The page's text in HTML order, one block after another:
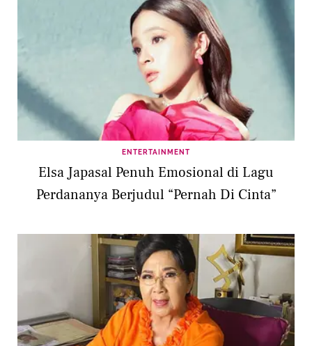
ENTERTAINMENT
Elsa Japasal Penuh Emosional di Lagu
Perdananya Berjudul “Pernah Di Cinta”